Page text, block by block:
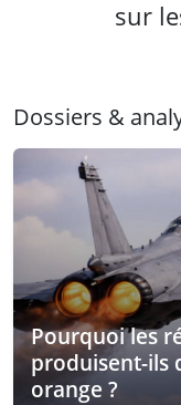
sur
Dossiers &
Pourquoi les
produisent-ils
orange ?